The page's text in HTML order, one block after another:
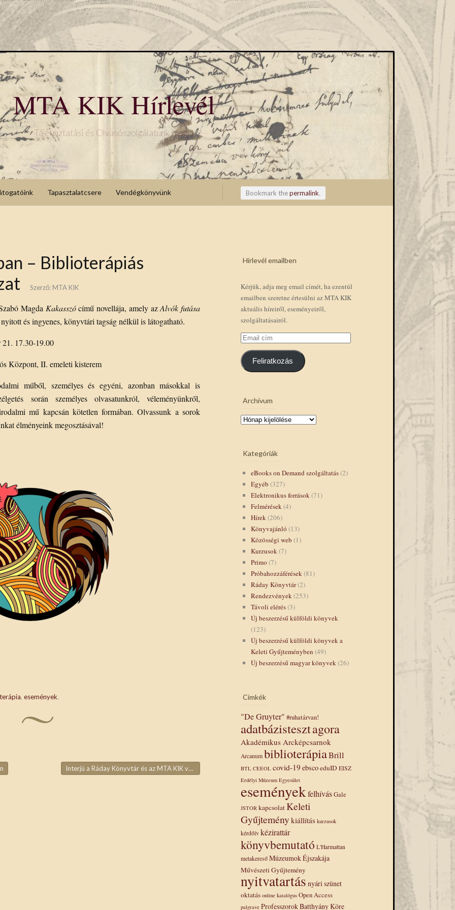
MTA KIK Hírlevél
Tájékoztatási és Olvasószolgálatunk blogja
Tapasztalatcsere Vendégkönyvünk Bookmark thepermalink.
– Biblioterápiás
Szerző: MTA KIK
Magda Kakasszócímű novellája, amely azAlvók futása
és ingyenes, könyvtári tagság nélkül is látogatható.
17.30-19.00
Központ, II. emeleti kisterem
műből, személyes és egyéni, azonban másokkal is
során személyes olvasatunkról, véleményünkről,
mű kapcsán kötetlen formában. Olvassunk a sorok
élményeink megosztásával!
, események.
Interjú a Ráday Könyvtár és az MTA KIK vezetőivel
Hírlevél emailben
Kérjük, adja meg email címét, ha ezentúl
emailben szeretne értesülni az MTA KIK
aktuális híreiről, eseményeiről,
szolgáltatásairól.
Email
cím
Feliratkozás
Archívum
Kategóriák
eBooks on Demand szolgáltatás(2)
Egyéb (327)
Elektronikus források(71)
Felmérések(4)
Hírek(206)
Könyvajánló (13)
Közösségi web (1)
Kurzusok(7)
Primo (7)
Próbahozzáférések(81)
Ráday Könyvtár(2)
Rendezvények(253)
Távoli elérés(3)
Új beszerzésű külföldi könyvek
(123)
Új beszerzésű külföldi könyvek a
Keleti Gyűjteményben (49)
Új beszerzésű magyar könyvek(26)
Címkék
"De Gruyter" #ruhatárvan!
adatbázistesztagora
Akadémikus Arcképcsarnok
Arcanum biblioterápiaBrill
BTL CEEOL covid-19 ebscoeduID EISZ
Erdélyi Múzeum Egyesület
eseményekfelhívásGale
JSTOR kapcsolatKeleti
Gyűjtemény kiállítás kurzusok
kérdőív kézirattár
könyvbemutató L'Harmattan
metakereső Múzeumok Éjszakája
Művészeti Gyűjtemény
nyitvatartás nyári szünet
oktatás online katalógus Open Access
palgrave Professzorok Batthyány Köre